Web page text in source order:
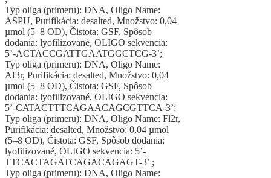
Typ oliga (primeru): DNA, Oligo Name:
ASPU, Purifikácia: desalted, Množstvo: 0,04
µmol (5–8 OD), Čistota: GSF, Spôsob
dodania: lyofilizované, OLIGO sekvencia:
5’-ACTACCGATTGAATGGCTCG-3’;
Typ oliga (primeru): DNA, Oligo Name:
Af3r, Purifikácia: desalted, Množstvo: 0,04
µmol (5–8 OD), Čistota: GSF, Spôsob
dodania: lyofilizované, OLIGO sekvencia:
5’-CATACTTTCAGAACAGCGTTCA-3’;
Typ oliga (primeru): DNA, Oligo Name: Fl2r,
Purifikácia: desalted, Množstvo: 0,04 µmol
(5–8 OD), Čistota: GSF, Spôsob dodania:
lyofilizované, OLIGO sekvencia: 5’-
TTCACTAGATCAGACAGAGT-3’ ;
Typ oliga (primeru): DNA, Oligo Name: